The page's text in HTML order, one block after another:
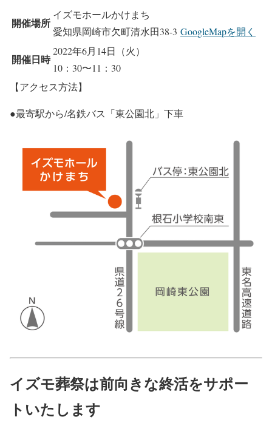
開催場所
イズモホールかけまち
愛知県岡崎市欠町清水田38-3 GoogleMapを開く
開催日時
2022年6月14日（火）
10：30〜11：30
【アクセス方法】
●最寄駅から/名鉄バス「東公園北」下車
イズモ葬祭は前向きな終活をサポー
トいたします